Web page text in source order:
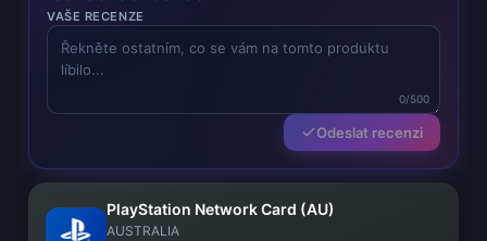
VAŠE RECENZE
0/500
Odeslat recenzi
PlayStation Network Card (AU)
AUSTRALIA